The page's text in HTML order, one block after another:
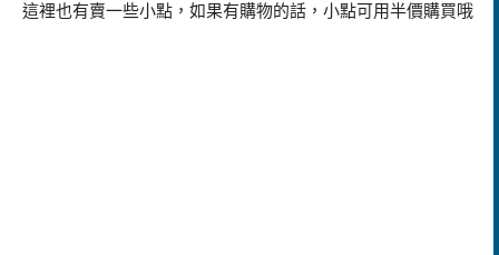
這裡也有賣一些小點，如果有購物的話，小點可用半價購買哦